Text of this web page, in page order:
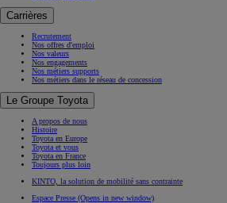
Carrières
Recrutement
Nos offres d'emploi
Nos valeurs
Nos engagements
Nos métiers supports
Nos métiers dans le réseau de concession
Le Groupe Toyota
A propos de nous
Histoire
Toyota en Europe
Toyota et vous
Toyota en France
Toujours plus loin
KINTO, la solution de mobilité sans contrainte
Espace Presse (Opens in new window)